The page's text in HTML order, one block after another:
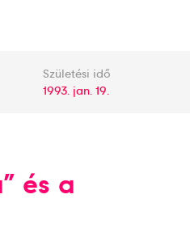
Születési idő
1993. jan. 19.
és a